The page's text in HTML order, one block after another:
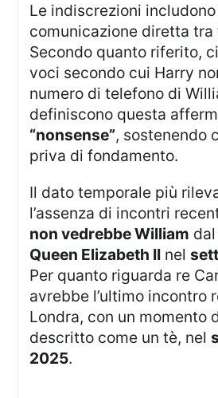
Le indiscrezioni includono anche la
comunicazione diretta tra
Secondo quanto riferito,
voci secondo cui Harry
numero di telefono di
definiscono questa
“nonsense”, sostenendo
priva di fondamento.
Il dato temporale più rilevante riguarda
l’assenza di incontri
non vedrebbe William
Queen Elizabeth II nel
Per quanto riguarda re
avrebbe l’ultimo incontro
Londra, con un momento
descritto come un tè, nel
2025.